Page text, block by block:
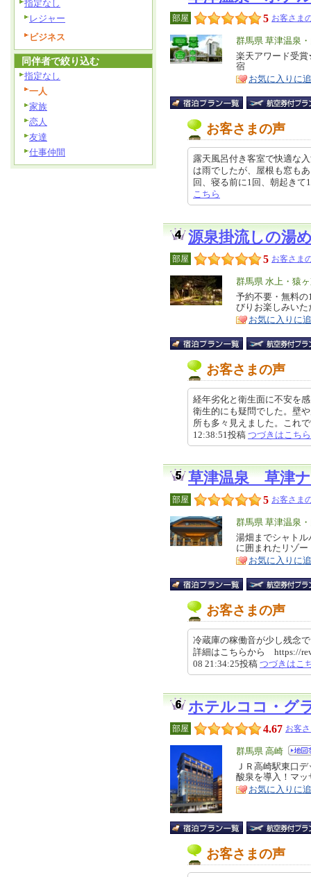
部屋 5 お客さま
エ
リ
ア
群馬県 草津温泉
特
徴
楽天アワード受
宿
お気に入りに
お客さまの声
露天風呂付き客室で快適な
は雨でしたが、屋根も窓も
回、寝る前に1回、朝起き
こちら
源泉掛流しの湯
部屋 5 お客さま
エ
リ
ア
群馬県 水上・猿
特
徴
予約不要・無料
びりお楽しみいた
お気に入りに
お客さまの声
経年劣化と衛生面に不安を
衛生的にも疑問でした。壁
所も多々見えました。これ
12:38:51投稿 つづきはこちら
草津温泉 草津
部屋 5 お客さま
エ
リ
ア
群馬県 草津温泉
特
徴
湯畑までシャト
に囲まれたリゾ
お気に入りに
お客さまの声
冷蔵庫の稼働音が少し残念
詳細はこちらから https://
08 21:34:25投稿 つづきはこ
ホテルココ・グ
部屋 4.67 お客
エ
リ
ア
群馬県 高崎
特
徴
ＪＲ高崎駅東口
酸泉を導入！マ
お気に入りに
お客さまの声
指定なし
レジャー
ビジネス
同伴者で絞り込む
指定なし
一人
家族
恋人
友達
仕事仲間